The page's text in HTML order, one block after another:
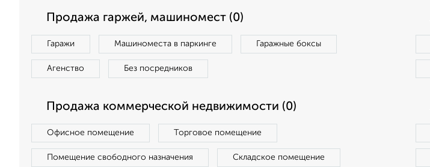
Продажа гаржей, машиномест (0)
Гаражи Машиноместа в паркинге Гаражные боксы
Агенство Без посредников
Продажа коммерческой недвижимости (0)
Офисное помещение Торговое помещение
Помещение свободного назначения Складское помещение